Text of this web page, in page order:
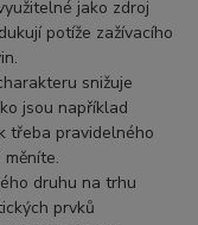
jako zdroj
potíže zažívacího
snižuje
jsou například
třeba pravidelného
druhu na trhu
prvků